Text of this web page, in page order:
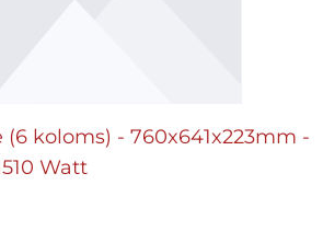
(6 koloms) - 760x641x223mm -
Watt